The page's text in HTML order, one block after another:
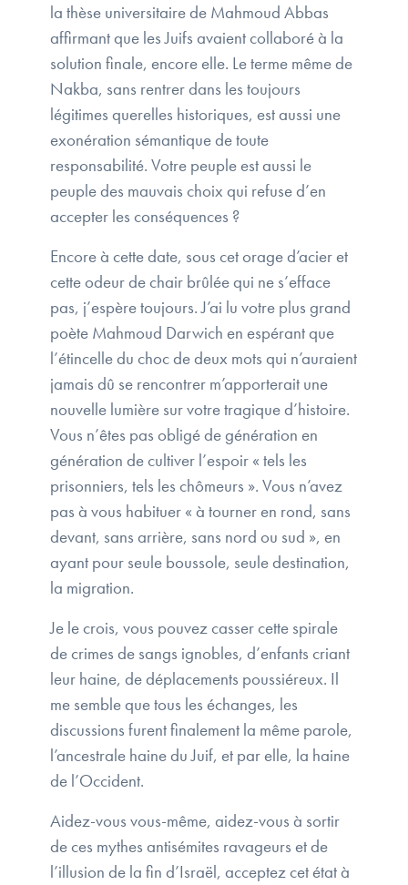
la thèse universitaire de Mahmoud Abbas
affirmant que les Juifs avaient collaboré à la
solution finale, encore elle. Le terme même de
Nakba, sans rentrer dans les toujours
légitimes querelles historiques, est aussi une
exonération sémantique de toute
responsabilité. Votre peuple est aussi le
peuple des mauvais choix qui refuse d’en
accepter les conséquences ?
Encore à cette date, sous cet orage d’acier et
cette odeur de chair brûlée qui ne s’efface
pas, j’espère toujours. J’ai lu votre plus grand
poète Mahmoud Darwich en espérant que
l’étincelle du choc de deux mots qui n’auraient
jamais dû se rencontrer m’apporterait une
nouvelle lumière sur votre tragique d’histoire.
Vous n’êtes pas obligé de génération en
génération de cultiver l’espoir « tels les
prisonniers, tels les chômeurs ». Vous n’avez
pas à vous habituer « à tourner en rond, sans
devant, sans arrière, sans nord ou sud », en
ayant pour seule boussole, seule destination,
la migration.
Je le crois, vous pouvez casser cette spirale
de crimes de sangs ignobles, d’enfants criant
leur haine, de déplacements poussiéreux. Il
me semble que tous les échanges, les
discussions furent finalement la même parole,
l’ancestrale haine du Juif, et par elle, la haine
de l’Occident.
Aidez-vous vous-même, aidez-vous à sortir
de ces mythes antisémites ravageurs et de
l’illusion de la fin d’Israël, acceptez cet état à